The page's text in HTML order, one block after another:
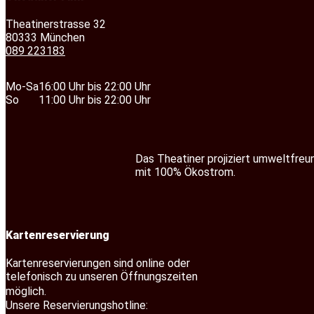
Theatinerstrasse 32
80333 München
089 223183
Mo-Sa
So
16:00 Uhr bis 22:00 Uhr
11:00 Uhr bis 22:00 Uhr
Das Theatiner projiziert
mit 100% Ökostrom.
Kartenreservierung
Kartenreservierungen sind online oder
telefonisch zu unseren Öffnungszeiten
möglich.
Unsere Reservierungshotline: